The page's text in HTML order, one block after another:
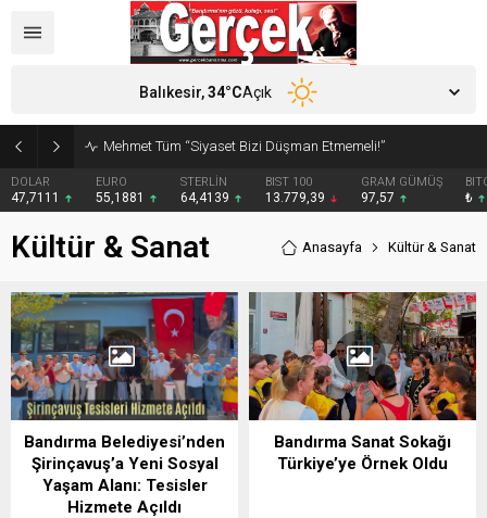
Mehmet Tüm “Siyaset Bizi Düşman Etmemeli!”
DOLAR
47,7111
EURO
55,1881
STERLİN
64,4139
BIST 100
13.779,39
GRAM GÜMÜŞ
97,57 ₺
Balıkesir,34°CAçık
Kültür & Sanat Anasayfa Kültür & Sanat
Bandırma Belediyesi’nden
Şirinçavuş’a Yeni Sosyal
Yaşam Alanı: Tesisler
Hizmete Açıldı
Bandırma Sanat Sokağı
Türkiye’ye Örnek Oldu